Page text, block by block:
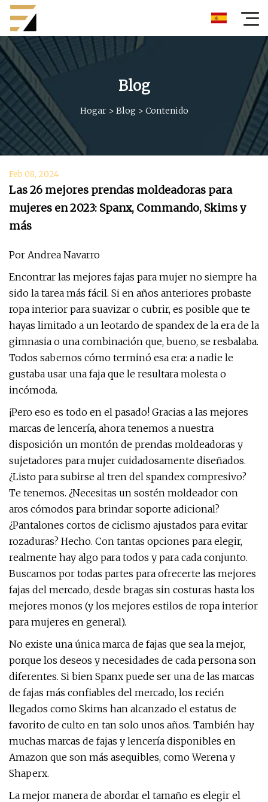
Blog
Hogar> Blog > Contenido
Feb 08, 2024
Las 26 mejores prendas moldeadoras para
mujeres en 2023: Spanx, Commando, Skims y
más
Por Andrea Navarro
Encontrar las mejores fajas para mujer no siempre ha
sido la tarea más fácil. Si en años anteriores probaste
ropa interior para suavizar o cubrir, es posible que te
hayas limitado a un leotardo de spandex de la era de la
gimnasia o una combinación que, bueno, se resbalaba.
Todos sabemos cómo terminó esa era: a nadie le
gustaba usar una faja que le resultara molesta o
incómoda.
¡Pero eso es todo en el pasado! Gracias a las mejores
marcas de lencería, ahora tenemos a nuestra
disposición un montón de prendas moldeadoras y
sujetadores para mujer cuidadosamente diseñados.
¿Listo para subirse al tren del spandex compresivo?
Te tenemos. ¿Necesitas un sostén moldeador con
aros cómodos para brindar soporte adicional?
¿Pantalones cortos de ciclismo ajustados para evitar
rozaduras? Hecho. Con tantas opciones para elegir,
realmente hay algo para todos y para cada conjunto.
Buscamos por todas partes para ofrecerte las mejores
fajas del mercado, desde bragas sin costuras hasta los
mejores monos (y los mejores estilos de ropa interior
para mujeres en general).
No existe una única marca de fajas que sea la mejor,
porque los deseos y necesidades de cada persona son
diferentes. Si bien Spanx puede ser una de las marcas
de fajas más confiables del mercado, los recién
llegados como Skims han alcanzado el estatus de
favorito de culto en tan solo unos años. También hay
muchas marcas de fajas y lencería disponibles en
Amazon que son más asequibles, como Werena y
Shaperx.
La mejor manera de abordar el tamaño es elegir el